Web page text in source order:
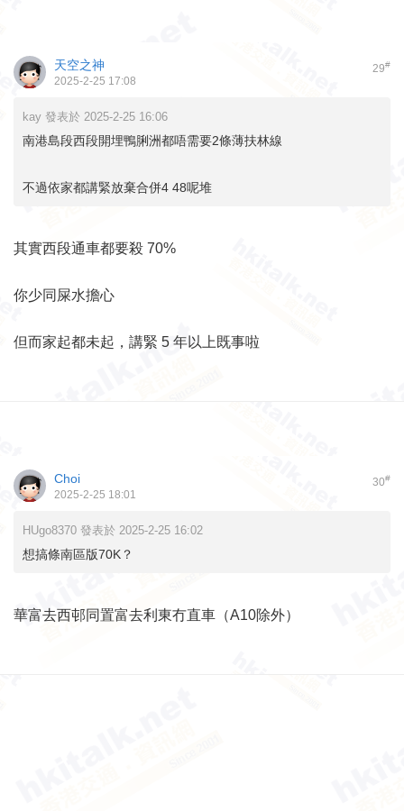
29#
天空之神
2025-2-25 17:08
kay 發表於 2025-2-25 16:06
南港島段西段開埋鴨脷洲都唔需要2條薄扶林線
不過依家都講緊放棄合併4 48呢堆
其實西段通車都要殺 70%
你少同屎水擔心
但而家起都未起，講緊 5 年以上既事啦
30#
Choi
2025-2-25 18:01
HUgo8370 發表於 2025-2-25 16:02
想搞條南區版70K？
華富去西邨同置富去利東冇直車（A10除外）